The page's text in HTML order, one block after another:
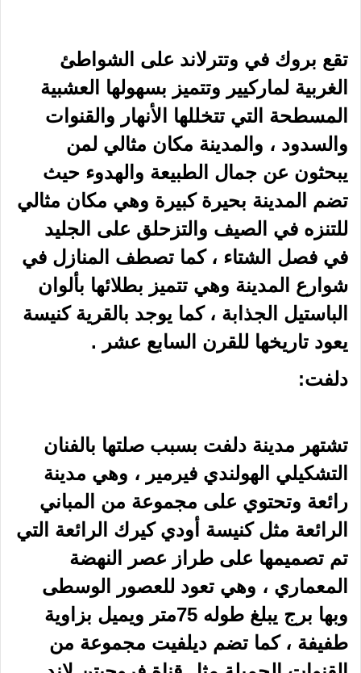
تقع بروك في وتترلاند على الشواطئ
الغربية لماركيير وتتميز بسهولها العشبية
المسطحة التي تتخللها الأنهار والقنوات
والسدود ، والمدينة مكان مثالي لمن
يبحثون عن جمال الطبيعة والهدوء حيث
تضم المدينة بحيرة كبيرة وهي مكان مثالي
للتنزه في الصيف والتزحلق على الجليد
في فصل الشتاء ، كما تصطف المنازل في
شوارع المدينة وهي تتميز بطلائها بألوان
الباستيل الجذابة ، كما يوجد بالقرية كنيسة
يعود تاريخها للقرن السابع عشر .
دلفت:
تشتهر مدينة دلفت بسبب صلتها بالفنان
التشكيلي الهولندي فيرمير ، وهي مدينة
رائعة وتحتوي على مجموعة من المباني
الرائعة مثلكنيسة أودي كيرك الرائعة التي
تم تصميمها على طراز عصر النهضة
المعماري ، وهي تعود للعصور الوسطى
وبها برج يبلغ طوله 75متر ويميل بزاوية
طفيفة ، كما تضم ديلفيت مجموعة من